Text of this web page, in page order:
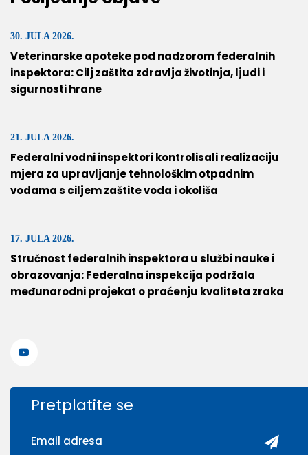
30. JULA 2026.
Veterinarske apoteke pod nadzorom federalnih
inspektora: Cilj zaštita zdravlja životinja, ljudi i
sigurnosti hrane
21. JULA 2026.
Federalni vodni inspektori kontrolisali realizaciju
mjera za upravljanje tehnološkim otpadnim
vodama s ciljem zaštite voda i okoliša
17. JULA 2026.
Stručnost federalnih inspektora u službi nauke i
obrazovanja: Federalna inspekcija podržala
međunarodni projekat o praćenju kvaliteta zraka
Pretplatite se